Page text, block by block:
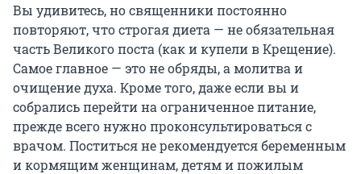
Вы удивитесь, но священники постоянно
повторяют, что строгая диета — не обязательная
часть Великого поста (как и купели в Крещение).
Самое главное — это не обряды, а молитва и
очищение духа. Кроме того, даже если вы и
собрались перейти на ограниченное питание,
прежде всего нужно проконсультироваться с
врачом. Поститься не рекомендуется беременным
и кормящим женщинам, детям и пожилым